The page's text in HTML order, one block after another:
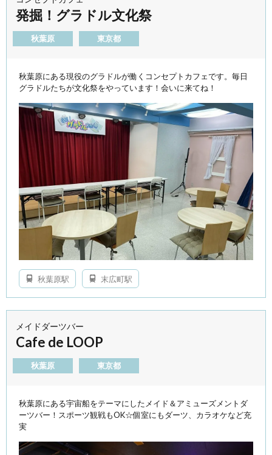
発掘！グラドル文化祭
秋葉原 東京都
秋葉原にある現役のグラドルが働くコンセプトカフェです。毎日
グラドルたちが文化祭をやっています！会いに来てね！
秋葉原駅 末広町駅
メイドダーツバー
Cafe de LOOP
秋葉原 東京都
秋葉原にある宇宙船をテーマにしたメイド＆アミューズメントダ
ーツバー！スポーツ観戦もOK☆個室にもダーツ、カラオケなど充
実